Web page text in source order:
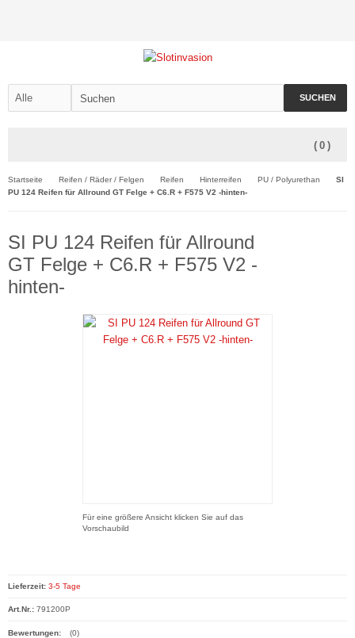
SUCHEN
( 0 )
Startseite Reifen / Räder / Felgen Reifen Hinterreifen PU / Polyurethan
SI
PU 124 Reifen für Allround GT Felge + C6.R + F575 V2 -hinten-
SI PU 124 Reifen für Allround
GT Felge + C6.R + F575 V2 -
hinten-
Für eine größere Ansicht klicken Sie auf das
Vorschaubild
Lieferzeit: 3-5 Tage
Art.Nr.: 791200P
Bewertungen: (0)